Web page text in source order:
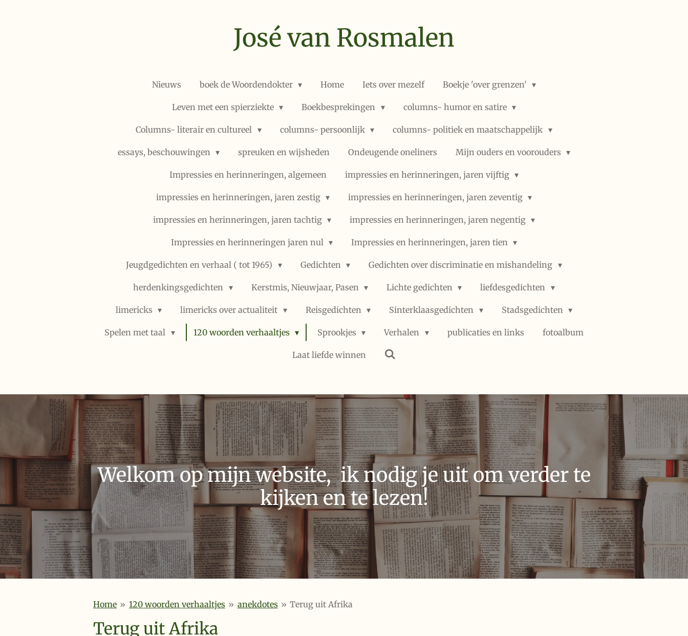
José van Rosmalen
Nieuws boek de Woordendokter Home Iets over mezelf Boekje 'over grenzen'
Leven met een spierziekte Boekbesprekingen columns- humor en satire
Columns- literair en cultureel columns- persoonlijk columns- politiek en maatschappelijk
essays, beschouwingen spreuken en wijsheden Ondeugende oneliners Mijn ouders en voorouders
Impressies en herinneringen, algemeen impressies en herinneringen, jaren vijftig
impressies en herinneringen, jaren zestig impressies en herinneringen, jaren zeventig
impressies en herinneringen, jaren tachtig impressies en herinneringen, jaren negentig
Impressies en herinneringen jaren nul Impressies en herinneringen, jaren tien
Jeugdgedichten en verhaal ( tot 1965) Gedichten Gedichten over discriminatie en mishandeling
herdenkingsgedichten Kerstmis, Nieuwjaar, Pasen Lichte gedichten liefdesgedichten
limericks limericks over actualiteit Reisgedichten Sinterklaasgedichten Stadsgedichten
Spelen met taal 120 woorden verhaaltjes Sprookjes Verhalen publicaties en links fotoalbum
Laat liefde winnen
Welkom op mijn website, ik nodig je uit om verder te
kijken en te lezen!
Home » 120 woorden verhaaltjes » anekdotes » Terug uit Afrika
Terug uit Afrika